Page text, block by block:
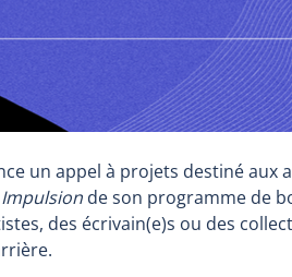
un appel à projets destiné aux
Impulsion de son programme de
des écrivain(e)s ou des